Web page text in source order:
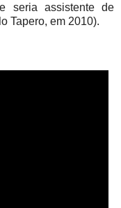
seria assistente de
Tapero, em 2010).